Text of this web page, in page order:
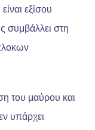
εξίσου
συμβάλλει στη
του μαύρου και
υπάρχει